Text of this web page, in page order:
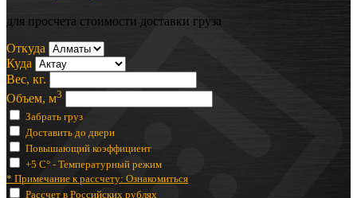
для просчета стоимости доставки груза
Откуда
Куда
Вес, кг.
Объем, м3
Забрать груз
Доставить до двери
Повышающий коэффициент
+5 C° - Температурный режим
* Примечание к рассчету: Ознакомиться
Рассчет в Российских рублях